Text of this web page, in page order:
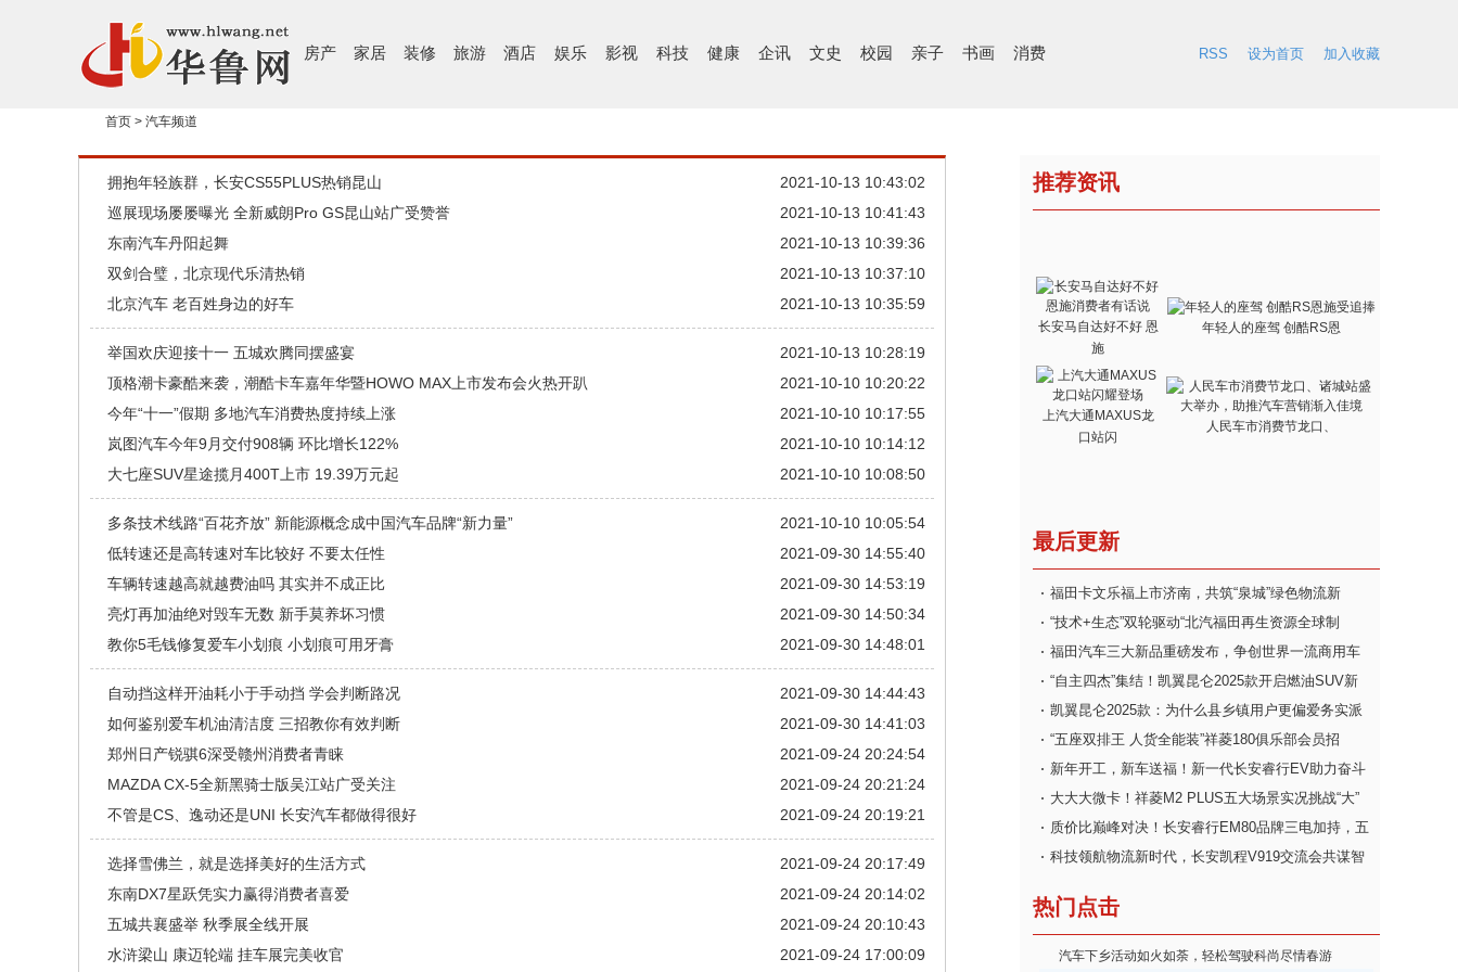
房产 家居 装修 旅游 酒店 娱乐 影视 科技 健康 企讯 文史 校园 亲子 书画 消费 RSS 设为首页 加入收藏
首页 > 汽车频道
拥抱年轻族群，长安CS55PLUS热销昆山
2021-10-13 10:43:02
巡展现场屡屡曝光 全新威朗Pro GS昆山站广受赞誉
2021-10-13 10:41:43
东南汽车丹阳起舞
2021-10-13 10:39:36
双剑合璧，北京现代乐清热销
2021-10-13 10:37:10
北京汽车 老百姓身边的好车
2021-10-13 10:35:59
举国欢庆迎接十一 五城欢腾同摆盛宴
2021-10-13 10:28:19
顶格潮卡豪酷来袭，潮酷卡车嘉年华暨HOWO MAX上市发布会火热开趴
2021-10-10 10:20:22
今年“十一”假期 多地汽车消费热度持续上涨
2021-10-10 10:17:55
岚图汽车今年9月交付908辆 环比增长122%
2021-10-10 10:14:12
大七座SUV星途揽月400T上市 19.39万元起
2021-10-10 10:08:50
多条技术线路“百花齐放” 新能源概念成中国汽车品牌“新力量”
2021-10-10 10:05:54
低转速还是高转速对车比较好 不要太任性
2021-09-30 14:55:40
车辆转速越高就越费油吗 其实并不成正比
2021-09-30 14:53:19
亮灯再加油绝对毁车无数 新手莫养坏习惯
2021-09-30 14:50:34
教你5毛钱修复爱车小划痕 小划痕可用牙膏
2021-09-30 14:48:01
自动挡这样开油耗小于手动挡 学会判断路况
2021-09-30 14:44:43
如何鉴别爱车机油清洁度 三招教你有效判断
2021-09-30 14:41:03
郑州日产锐骐6深受赣州消费者青睐
2021-09-24 20:24:54
MAZDA CX-5全新黑骑士版吴江站广受关注
2021-09-24 20:21:24
不管是CS、逸动还是UNI 长安汽车都做得很好
2021-09-24 20:19:21
选择雪佛兰，就是选择美好的生活方式
2021-09-24 20:17:49
东南DX7星跃凭实力赢得消费者喜爱
2021-09-24 20:14:02
五城共襄盛举 秋季展全线开展
2021-09-24 20:10:43
水浒梁山 康迈轮端 挂车展完美收官
2021-09-24 17:00:09
推荐资讯
长安马自达好不好 恩
施
年轻人的座驾 创酷RS恩
上汽大通MAXUS龙
口站闪
人民车市消费节龙口、
最后更新
福田卡文乐福上市济南，共筑“泉城”绿色物流新
“技术+生态”双轮驱动“北汽福田再生资源全球制
福田汽车三大新品重磅发布，争创世界一流商用车
“自主四杰”集结！凯翼昆仑2025款开启燃油SUV新
凯翼昆仑2025款：为什么县乡镇用户更偏爱务实派
“五座双排王 人货全能装”祥菱180俱乐部会员招
新年开工，新车送福！新一代长安睿行EV助力奋斗
大大大微卡！祥菱M2 PLUS五大场景实况挑战“大”
质价比巅峰对决！长安睿行EM80品牌三电加持，五
科技领航物流新时代，长安凯程V919交流会共谋智
热门点击
汽车下乡活动如火如荼，轻松驾驶科尚尽情春游